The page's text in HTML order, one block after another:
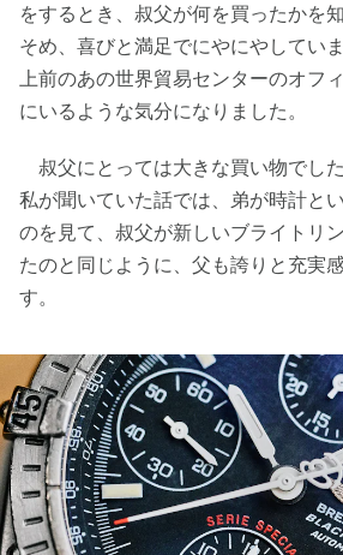
をするとき、叔父が何を買ったかを
そめ、喜びと満足でにやにやしてい
上前のあの世界貿易センターのオフ
にいるような気分になりました。
叔父にとっては大きな買い物でし
私が聞いていた話では、弟が時計と
のを見て、叔父が新しいブライトリ
たのと同じように、父も誇りと充実
す。